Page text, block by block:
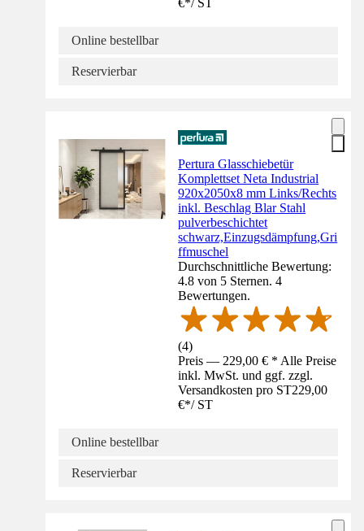
Online bestellbar
Reservierbar
Pertura Glasschiebetür
Komplettset Neta Industrial
920x2050x8 mm Links/Rechts
inkl. Beschlag Blar Stahl
pulverbeschichtet
schwarz,Einzugsdämpfung,Gri
ffmuschel
Durchschnittliche Bewertung:
4.8 von 5 Sternen. 4
Bewertungen.
(4)
Preis — 229,00 € * Alle Preise
inkl. MwSt. und ggf. zzgl.
Versandkosten pro ST229,00
€*/ ST
Online bestellbar
Reservierbar